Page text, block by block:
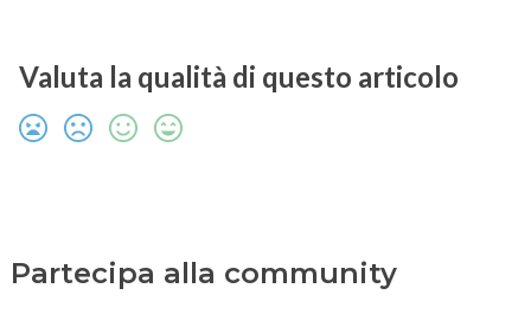
Valuta la qualità di questo articolo
Partecipa alla community